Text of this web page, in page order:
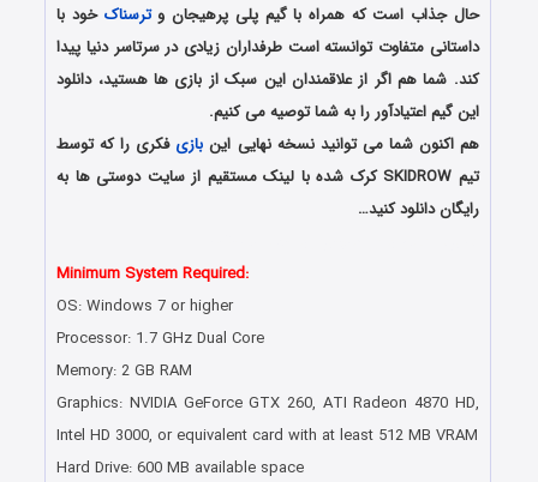
حال جذاب است که همراه با گیم پلی پرهیجان وترسناک خود با
داستانی متفاوت توانسته است طرفداران زیادی در سرتاسر دنیا پیدا
کند. شما هم اگر از علاقمندان این سبک از بازی ها هستید، دانلود
این گیم اعتیادآور را به شما توصیه می کنیم.
هم اکنون شما می توانید نسخه نهایی این بازی فکری را که توسط
تیم SKIDROW کرک شده با لینک مستقیم از سایت دوستی ها به
رایگان دانلود کنید…
Minimum System Required:
OS: Windows 7 or higher
Processor: 1.7 GHz Dual Core
Memory: 2 GB RAM
Graphics: NVIDIA GeForce GTX 260, ATI Radeon 4870 HD,
Intel HD 3000, or equivalent card with at least 512 MB VRAM
Hard Drive: 600 MB available space